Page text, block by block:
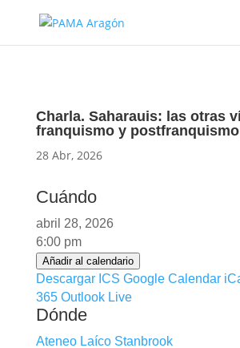
Charla. Saharauis: las otras
franquismo y postfranquismo
28 Abr, 2026
Cuándo
abril 28, 2026
6:00 pm
Añadir al calendario
Descargar ICS Google Calendar
365 Outlook Live
Dónde
Ateneo Laíco Stanbrook